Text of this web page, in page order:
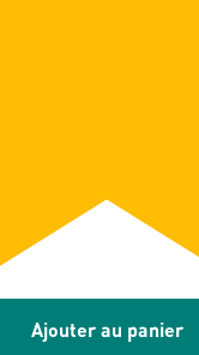
Ajouter au panier